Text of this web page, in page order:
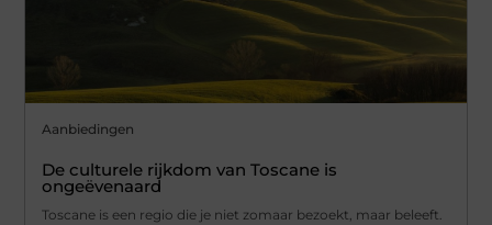
Aanbiedingen
De culturele rijkdom van Toscane is
ongeëvenaard
Toscane is een regio die je niet zomaar bezoekt, maar beleeft.